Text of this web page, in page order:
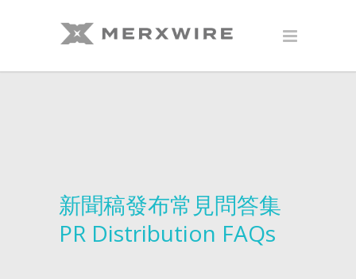
新聞稿發布常見問答集
PR Distribution FAQs